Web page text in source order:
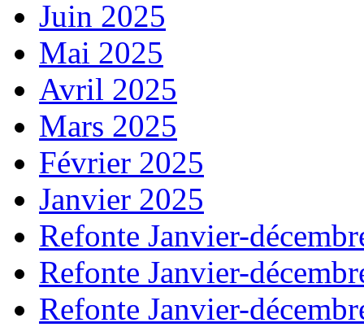
Juin 2025
Mai 2025
Avril 2025
Mars 2025
Février 2025
Janvier 2025
Refonte Janvier-
Refonte Janvier-
Refonte Janvier-